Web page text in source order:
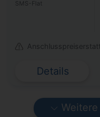
SMS-Flat
Details